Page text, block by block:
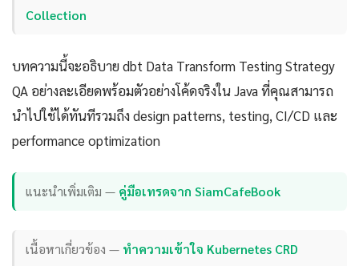
Collection
บทความนี้จะอธิบาย dbt Data Transform Testing Strategy
QA อย่างละเอียดพร้อมตัวอย่างโค้ดจริงใน Java ที่คุณสามารถ
นำไปใช้ได้ทันทีรวมถึง design patterns, testing, CI/CD และ
performance optimization
แนะนำเพิ่มเติม — คู่มือเทรดจาก SiamCafeBook
เนื้อหาเกี่ยวข้อง — ทำความเข้าใจ Kubernetes CRD